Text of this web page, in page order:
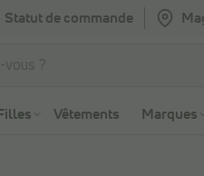
Statut de commande
Filles Vêtements Marques